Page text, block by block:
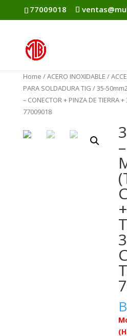
77009018
Home /ACERO INOXIDABLE /
PARA SOLDADURA TIG / 35-
– CONECTOR + PINZA DE TIERRA
77009018